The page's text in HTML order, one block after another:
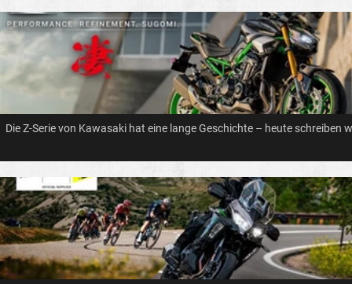
Die Z-Serie von Kawasaki hat eine lange Geschichte – heute schreiben